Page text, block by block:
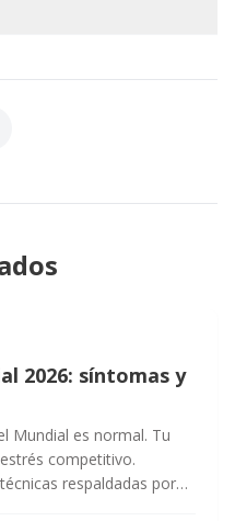
2026: síntomas y
Mundial es normal. Tu
competitivo.
respaldadas por